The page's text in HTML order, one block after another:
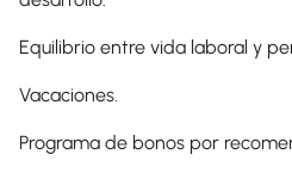
Equilibrio entre vida laboral y
Vacaciones.
Programa de bonos por